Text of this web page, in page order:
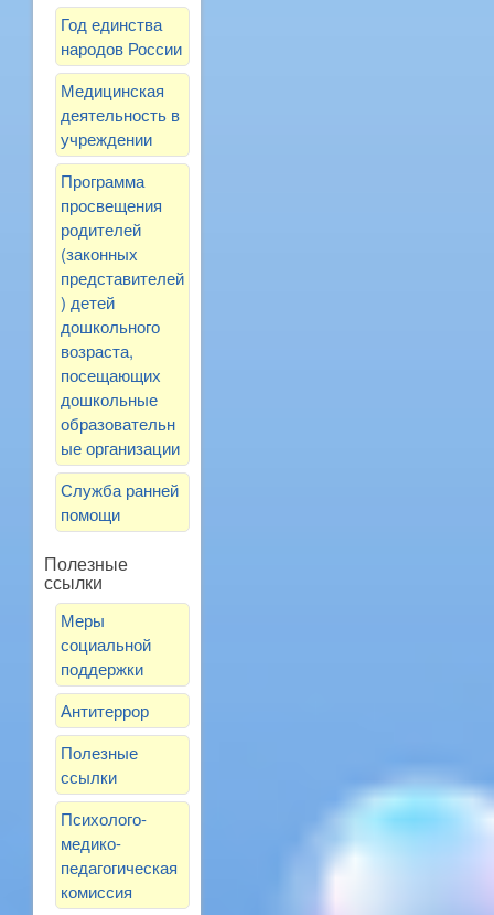
Год единства
народов России
Медицинская
деятельность в
учреждении
Программа
просвещения
родителей
(законных
представителей
) детей
дошкольного
возраста,
посещающих
дошкольные
образовательн
ые организации
Служба ранней
помощи
Полезные
ссылки
Меры
социальной
поддержки
Антитеррор
Полезные
ссылки
Психолого-
медико-
педагогическая
комиссия